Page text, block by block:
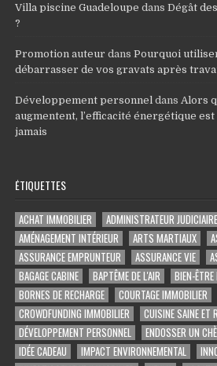
Villa piscine Guadeloupe dansDégât
?
Promotion auteur dansPourquoi
débarrasser de vos gravats après
Développement personnel dans Alors
augmentent, l’efficacité énergétique
jamais
ÉTIQUETTES
ACHAT IMMOBILIER
ADMINISTRATEUR JUDICIAIRE
AMÉNAGEMENT INTÉRIEUR
ARTS MARTIAUX
ASSURANCE EMPRUNTEUR
ASSURANCE VIE
BAGAGE CABINE
BAPTÊME DE L'AIR
BIEN-ÊTRE
BORNES DE RECHARGE
COURTAGE IMMOBILIER
CROWDFUNDING IMMOBILIER
CUISINE SAINE ET
DÉVELOPPEMENT PERSONNEL
ENDOSSER UN
IDÉE CADEAU
IMPACT ENVIRONNEMENTAL